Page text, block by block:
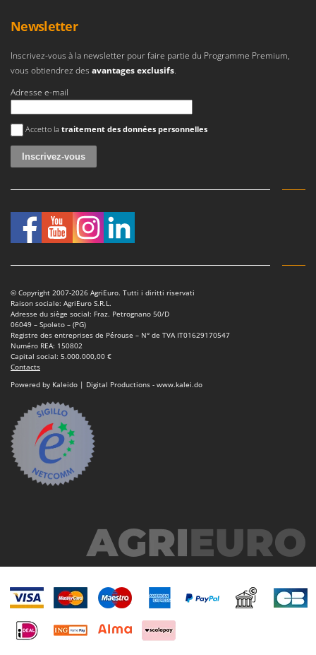
Newsletter
Inscrivez-vous à la newsletter pour faire partie du Programme Premium,
vous obtiendrez des avantages exclusifs.
Adresse e-mail
Une erreur est survenue
Accetto la traitement des données personnelles
© Copyright 2007-2026 AgriEuro. Tutti i diritti riservati
Raison sociale: AgriEuro S.R.L.
Adresse du siège social: Fraz. Petrognano 50/D
06049 – Spoleto – (PG)
Registre des entreprises de Pérouse – N° de TVA IT01629170547
Numéro REA: 150802
Capital social: 5.000.000,00 €
Contacts
Powered by Kaleido | Digital Productions - www.kalei.do